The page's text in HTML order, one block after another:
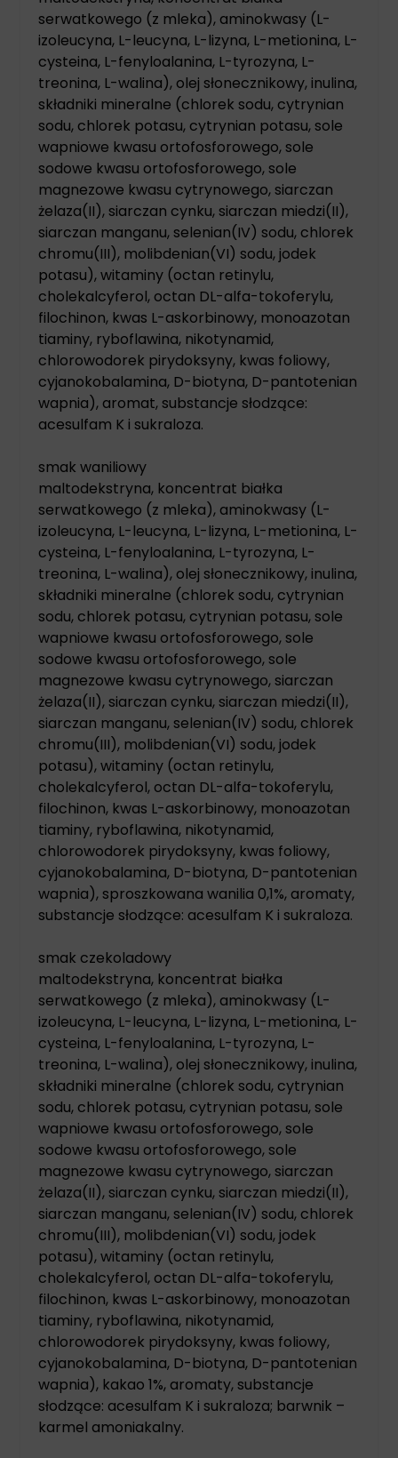
serwatkowego (z mleka), aminokwasy (L-
izoleucyna, L-leucyna, L-lizyna, L-metionina, L-
cysteina, L-fenyloalanina, L-tyrozyna, L-
treonina, L-walina), olej słonecznikowy, inulina,
składniki mineralne (chlorek sodu, cytrynian
sodu, chlorek potasu, cytrynian potasu, sole
wapniowe kwasu ortofosforowego, sole
sodowe kwasu ortofosforowego, sole
magnezowe kwasu cytrynowego, siarczan
żelaza(II), siarczan cynku, siarczan miedzi(II),
siarczan manganu, selenian(IV) sodu, chlorek
chromu(III), molibdenian(VI) sodu, jodek
potasu), witaminy (octan retinylu,
cholekalcyferol, octan DL-alfa-tokoferylu,
filochinon, kwas L-askorbinowy, monoazotan
tiaminy, ryboflawina, nikotynamid,
chlorowodorek pirydoksyny, kwas foliowy,
cyjanokobalamina, D-biotyna, D-pantotenian
wapnia), aromat, substancje słodzące:
acesulfam K i sukraloza.
smak waniliowy
maltodekstryna, koncentrat białka
serwatkowego (z mleka), aminokwasy (L-
izoleucyna, L-leucyna, L-lizyna, L-metionina, L-
cysteina, L-fenyloalanina, L-tyrozyna, L-
treonina, L-walina), olej słonecznikowy, inulina,
składniki mineralne (chlorek sodu, cytrynian
sodu, chlorek potasu, cytrynian potasu, sole
wapniowe kwasu ortofosforowego, sole
sodowe kwasu ortofosforowego, sole
magnezowe kwasu cytrynowego, siarczan
żelaza(II), siarczan cynku, siarczan miedzi(II),
siarczan manganu, selenian(IV) sodu, chlorek
chromu(III), molibdenian(VI) sodu, jodek
potasu), witaminy (octan retinylu,
cholekalcyferol, octan DL-alfa-tokoferylu,
filochinon, kwas L-askorbinowy, monoazotan
tiaminy, ryboflawina, nikotynamid,
chlorowodorek pirydoksyny, kwas foliowy,
cyjanokobalamina, D-biotyna, D-pantotenian
wapnia), sproszkowana wanilia 0,1%, aromaty,
substancje słodzące: acesulfam K i sukraloza.
smak czekoladowy
maltodekstryna, koncentrat białka
serwatkowego (z mleka), aminokwasy (L-
izoleucyna, L-leucyna, L-lizyna, L-metionina, L-
cysteina, L-fenyloalanina, L-tyrozyna, L-
treonina, L-walina), olej słonecznikowy, inulina,
składniki mineralne (chlorek sodu, cytrynian
sodu, chlorek potasu, cytrynian potasu, sole
wapniowe kwasu ortofosforowego, sole
sodowe kwasu ortofosforowego, sole
magnezowe kwasu cytrynowego, siarczan
żelaza(II), siarczan cynku, siarczan miedzi(II),
siarczan manganu, selenian(IV) sodu, chlorek
chromu(III), molibdenian(VI) sodu, jodek
potasu), witaminy (octan retinylu,
cholekalcyferol, octan DL-alfa-tokoferylu,
filochinon, kwas L-askorbinowy, monoazotan
tiaminy, ryboflawina, nikotynamid,
chlorowodorek pirydoksyny, kwas foliowy,
cyjanokobalamina, D-biotyna, D-pantotenian
wapnia), kakao 1%, aromaty, substancje
słodzące: acesulfam K i sukraloza; barwnik –
karmel amoniakalny.